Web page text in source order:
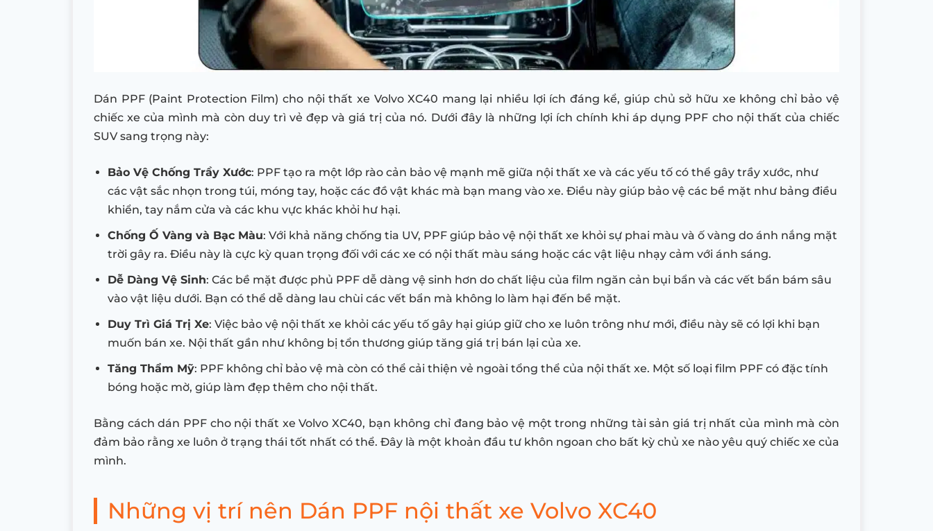
Dán PPF (Paint Protection Film) cho nội thất xe Volvo XC40 mang lại nhiều lợi ích đáng kể, giúp chủ sở hữu xe không chỉ bảo vệ
chiếc xe của mình mà còn duy trì vẻ đẹp và giá trị của nó. Dưới đây là những lợi ích chính khi áp dụng PPF cho nội thất của chiếc
SUV sang trọng này:
Bảo Vệ Chống Trầy Xước: PPF tạo ra một lớp rào cản bảo vệ mạnh mẽ giữa nội thất xe và các yếu tố có thể gây trầy xước, như
các vật sắc nhọn trong túi, móng tay, hoặc các đồ vật khác mà bạn mang vào xe. Điều này giúp bảo vệ các bề mặt như bảng điều
khiển, tay nắm cửa và các khu vực khác khỏi hư hại.
Chống Ố Vàng và Bạc Màu: Với khả năng chống tia UV, PPF giúp bảo vệ nội thất xe khỏi sự phai màu và ố vàng do ánh nắng mặt
trời gây ra. Điều này là cực kỳ quan trọng đối với các xe có nội thất màu sáng hoặc các vật liệu nhạy cảm với ánh sáng.
Dễ Dàng Vệ Sinh: Các bề mặt được phủ PPF dễ dàng vệ sinh hơn do chất liệu của film ngăn cản bụi bẩn và các vết bẩn bám sâu
vào vật liệu dưới. Bạn có thể dễ dàng lau chùi các vết bẩn mà không lo làm hại đến bề mặt.
Duy Trì Giá Trị Xe: Việc bảo vệ nội thất xe khỏi các yếu tố gây hại giúp giữ cho xe luôn trông như mới, điều này sẽ có lợi khi bạn
muốn bán xe. Nội thất gần như không bị tổn thương giúp tăng giá trị bán lại của xe.
Tăng Thẩm Mỹ: PPF không chỉ bảo vệ mà còn có thể cải thiện vẻ ngoài tổng thể của nội thất xe. Một số loại film PPF có đặc tính
bóng hoặc mờ, giúp làm đẹp thêm cho nội thất.
Bằng cách dán PPF cho nội thất xe Volvo XC40, bạn không chỉ đang bảo vệ một trong những tài sản giá trị nhất của mình mà còn
đảm bảo rằng xe luôn ở trạng thái tốt nhất có thể. Đây là một khoản đầu tư khôn ngoan cho bất kỳ chủ xe nào yêu quý chiếc xe của
mình.
Những vị trí nên Dán PPF nội thất xe Volvo XC40